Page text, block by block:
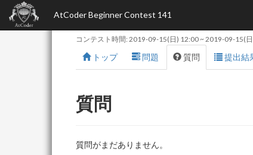
AtCoder Beginner Contest 141
コンテスト時間: 2019-09-15(日) 12:00~ 2019-09-15(
トップ 問題 質問 提出結
質問
質問がまだありません。